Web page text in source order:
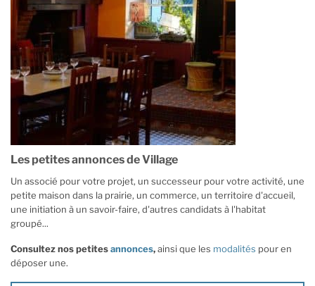
Les petites annonces de Village
Un associé pour votre projet, un successeur pour votre activité, une
petite maison dans la prairie, un commerce, un territoire d'accueil,
une initiation à un savoir-faire, d'autres candidats à l'habitat
groupé...
Consultez nos petitesannonces,ainsi que les modalités pour en
déposer une.